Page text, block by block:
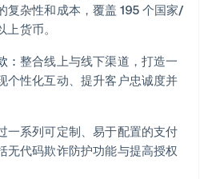
复杂性和成本，覆盖 195 个国家/
货币。
： 整合线上与线下渠道，打造一
个性化互动、提升客户忠诚度并
一系列可定制、易于配置的支付
无代码欺诈防护功能与提高授权